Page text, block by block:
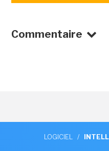
Commentaire
LOGICIEL /